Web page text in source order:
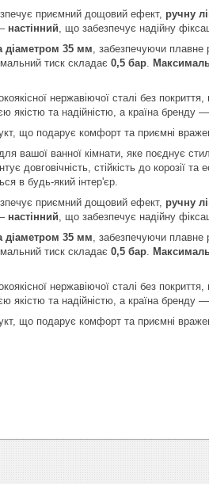
приємний дощовий ефект, ручну
настінний, що забезпечує надійну
діаметром 35 мм, забезпечуючи плавне
тиск складає 0,5 бар.
нержавіючої сталі без покриття,
якістю та надійністю, а країна бренду —
що подарує комфорт та приємні
вашої ванної кімнати, яке поєднує
довговічність, стійкість до корозії
в будь-який інтер'єр.
приємний дощовий ефект, ручну
настінний, що забезпечує надійну
діаметром 35 мм, забезпечуючи плавне
тиск складає 0,5 бар.
нержавіючої сталі без покриття,
якістю та надійністю, а країна бренду —
що подарує комфорт та приємні